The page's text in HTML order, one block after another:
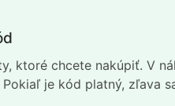
ktoré chcete nakúpiť. V
je kód platný, zľava